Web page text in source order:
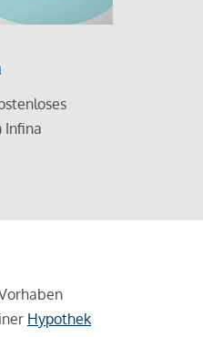
Infina
Hypothek